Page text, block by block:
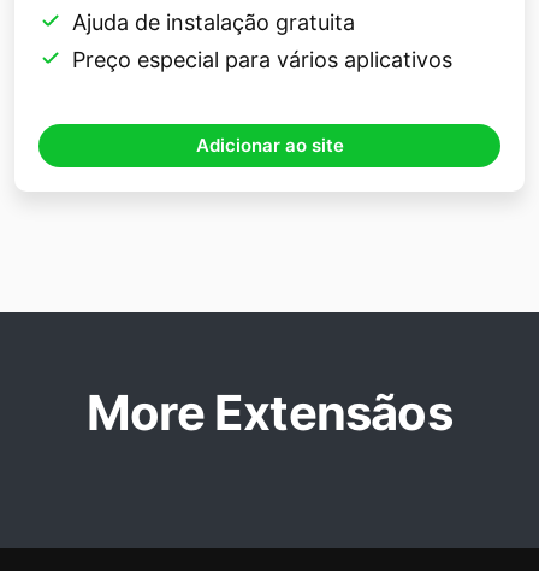
Ajuda de instalação gratuita
Preço especial para vários aplicativos
Adicionar ao site
More Extensãos